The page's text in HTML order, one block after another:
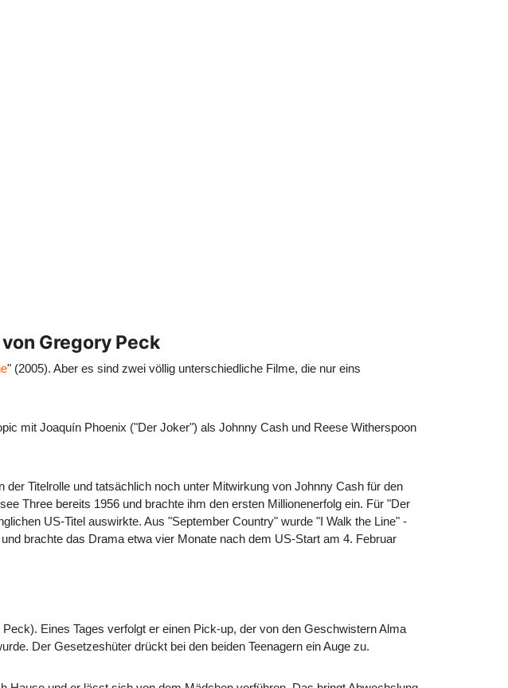
Gregory Peck
" (2005). Aber es sind zwei völlig unterschiedliche Filme, die nur eins
mit Joaquín Phoenix ("Der Joker") als Johnny Cash und Reese Witherspoon
Titelrolle und tatsächlich noch unter Mitwirkung von Johnny Cash für den
Three bereits 1956 und brachte ihm den ersten Millionenerfolg ein. Für "Der
US-Titel auswirkte. Aus "September Country" wurde "I Walk the Line" -
brachte das Drama etwa vier Monate nach dem US-Start am 4. Februar
Peck). Eines Tages verfolgt er einen Pick-up, der von den Geschwistern Alma
Der Gesetzeshüter drückt bei den beiden Teenagern ein Auge zu.